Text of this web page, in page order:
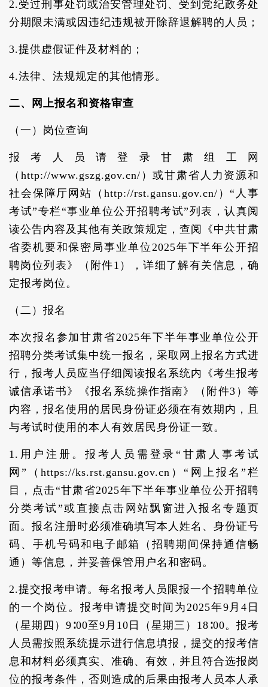
2.受过刑事处罚或治安管理处罚、受到党纪政务处
分期限未满或因违纪违规被开除辞退解聘的人员；
3.提供虚假证件及材料的；
4.法律、法规规定的其他情形。
二、网上报名和资格审查
（一）岗位查询
报考人员请登录甘肃组工网
（http://www.gszg.gov.cn/）或甘肃省人力资源和
社会保障厅网站（http://rst.gansu.gov.cn/）“人事
考试”专栏“事业单位公开招聘考试”列表，认真阅
读公告内容及其他有关政策规定，查阅《中共甘肃
省委机要和保密局事业单位2025年下半年公开招
聘岗位列表》（附件1），详细了解有关信息，确
定报考岗位。
（二）报名
本次报名参加甘肃省2025年下半年事业单位公开
招聘分类考试集中统一报名，采取网上报名方式进
行，报考人员应当仔细阅读报名系统内《考生报考
诚信承诺书》《报名系统操作指南》（附件3）等
内容，报名使用的居民身份证必须在有效期内，且
与考试时使用的本人有效居民身份证一致。
1.用户注册。报考人员需登录“甘肃人事考试
网”（https://ks.rst.gansu.gov.cn）“网上报名”栏
目，点击“甘肃省2025年下半年事业单位公开招聘
分类考试”或直接点击网站飘窗进入报名专题页
面。报名注册时必须准确填写本人姓名、身份证号
码、手机号码和电子邮箱（招聘期间保持通信畅
通）等信息，并妥善保管用户名和密码。
2.提交报考申请。每名报考人员限报一个招聘单位
的一个岗位。报考申请提交时间为2025年9月4日
（星期四）9∶00至9月10日（星期三）18∶00。报考
人员需按照系统提示进行信息填报，提交的报考信
息和材料必须真实、准确、有效，并且符合选报岗
位的报考条件，否则造成的后果由报考人员本人承